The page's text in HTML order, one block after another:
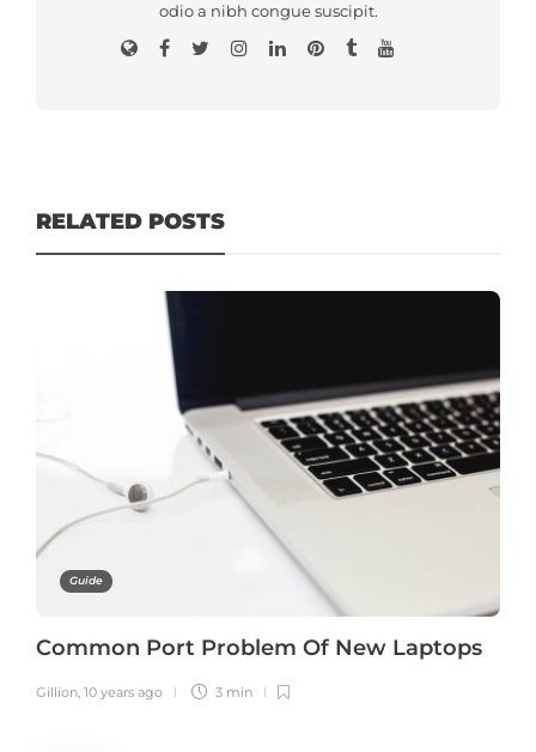
odio a nibh congue suscipit.
RELATED POSTS
Guide
Common Port Problem Of New Laptops
Gillion 10 years ago 3 min